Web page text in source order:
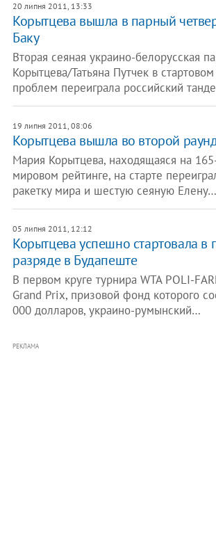
20 липня 2011, 13:33
Корытцева вышла в парный
Баку
Вторая сеяная украино-белорусская
Корытцева/Татьяна Путчек в
проблем переиграла российский
19 липня 2011, 08:06
Корытцева вышла во второй
Мария Корытцева, находящаяся на
мировом рейтинге, на старте
ракетку мира и шестую сеяную Елену…
05 липня 2011, 12:12
Корытцева успешно стартовала в
разряде в Будапеште
В первом круге турнира WTA POLI-
Grand Prix, призовой фонд которого
000 долларов, украино-румынский…
РЕКЛАМА